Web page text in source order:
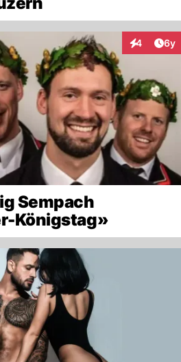
4 6y
Sempach
Königstag»